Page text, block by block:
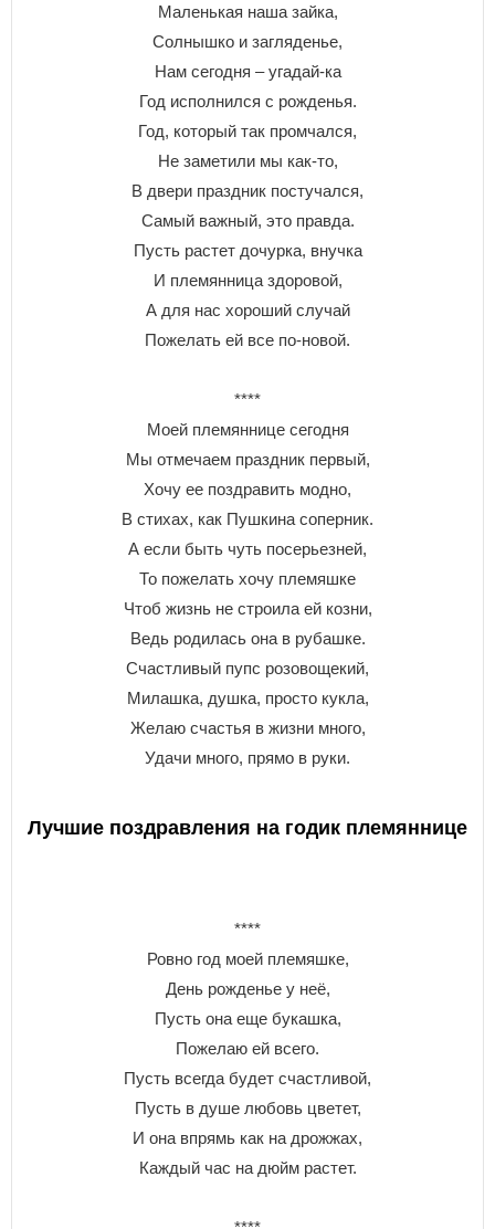
Маленькая наша зайка,
Солнышко и загляденье,
Нам сегодня – угадай-ка
Год исполнился с рожденья.
Год, который так промчался,
Не заметили мы как-то,
В двери праздник постучался,
Самый важный, это правда.
Пусть растет дочурка, внучка
И племянница здоровой,
А для нас хороший случай
Пожелать ей все по-новой.
****
Моей племяннице сегодня
Мы отмечаем праздник первый,
Хочу ее поздравить модно,
В стихах, как Пушкина соперник.
А если быть чуть посерьезней,
То пожелать хочу племяшке
Чтоб жизнь не строила ей козни,
Ведь родилась она в рубашке.
Счастливый пупс розовощекий,
Милашка, душка, просто кукла,
Желаю счастья в жизни много,
Удачи много, прямо в руки.
Лучшие поздравления на годик племяннице
****
Ровно год моей племяшке,
День рожденье у неё,
Пусть она еще букашка,
Пожелаю ей всего.
Пусть всегда будет счастливой,
Пусть в душе любовь цветет,
И она впрямь как на дрожжах,
Каждый час на дюйм растет.